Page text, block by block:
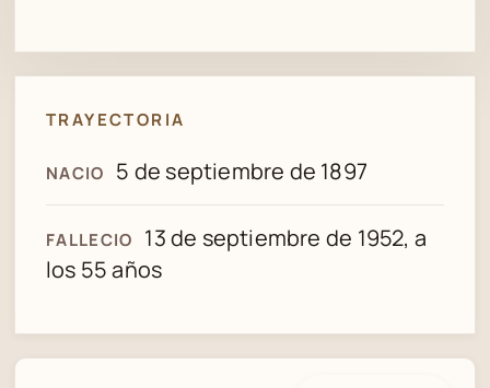
TRAYECTORIA
NACIO 5 de septiembre de 1897
FALLECIO
13 de septiembre de 1952, a
los 55 años